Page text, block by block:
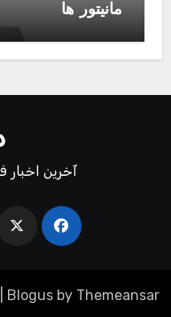
مانیتور ها
آخرین اخبار
Blogus by Themeansar